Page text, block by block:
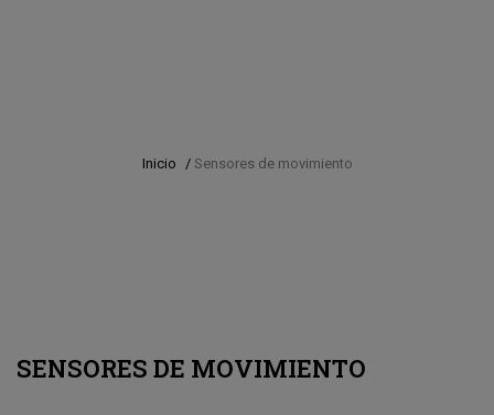
Inicio / Sensores de movimiento
SENSORES DE MOVIMIENTO